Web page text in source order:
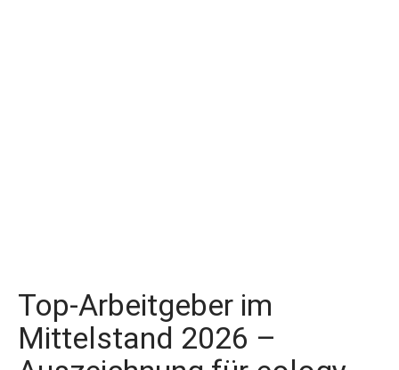
Top-Arbeitgeber im
Mittelstand 2026 –